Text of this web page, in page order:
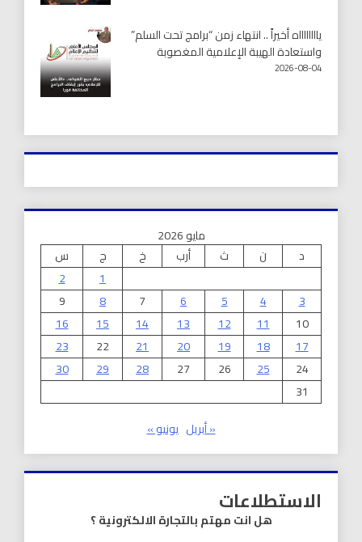
يااااااااه أخيراً .. انتهاء زمن “برامج تحت السلم”
واستعادة الهيبة الإعلامية المغصوبة
2026-08-04
مايو 2026
د
ن ث أرب خ ج
س
1
2
3
4
5
6
7
8
9
10
11
12
13
14
15
16
17
18
19
20
21
22
23
24
25
26
27
28
29
30
31
« أبريل يونيو »
الاستطلاعات
هل انت مهتم بالتجارة الالكترونية ؟